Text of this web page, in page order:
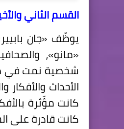
القسم الثاني
يوظّف «جان
«مانو»،
شخصية نمت في
الأحداث
كانت مؤّثرة
كانت قادرة على